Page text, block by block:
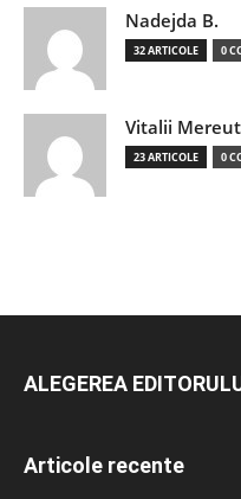
Nadejda B.
32 ARTICOLE 0
Vitalii
23 ARTICOLE 0
ALEGEREA
Articole recente